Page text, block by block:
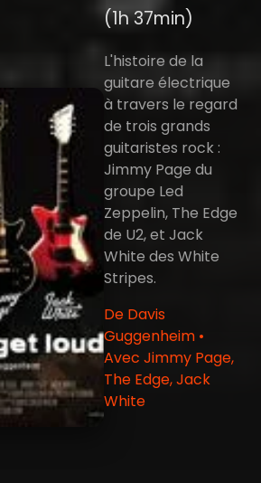
(1h 37min)
L'histoire de la
guitare électrique
à travers le regard
de trois grands
guitaristes rock :
Jimmy Page du
groupe Led
Zeppelin, The Edge
de U2, et Jack
White des White
Stripes.
De Davis
Guggenheim •
Avec Jimmy Page,
The Edge, Jack
White